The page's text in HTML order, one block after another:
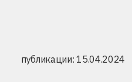
публикации: 15.04.2024